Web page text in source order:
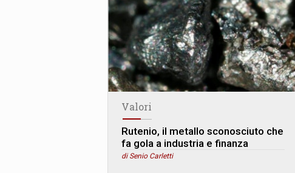
Valori
Rutenio, il metallo sconosciuto che
fa gola a industria e finanza
di Senio Carletti